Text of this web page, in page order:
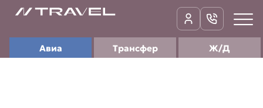
Авиа Трансфер Ж/Д